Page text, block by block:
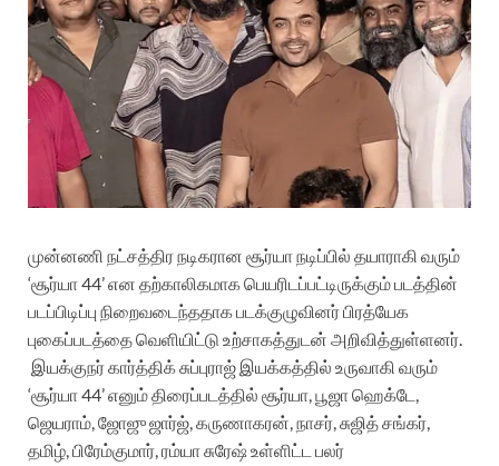
முன்னணி நட்சத்திர நடிகரான சூர்யா நடிப்பில் தயாராகி வரும்
‘சூர்யா 44’ என தற்காலிகமாக பெயரிடப்பட்டிருக்கும் படத்தின்
படப்பிடிப்பு நிறைவடைந்ததாக படக்குழுவினர் பிரத்யேக
புகைப்படத்தை வெளியிட்டு உற்சாகத்துடன் அறிவித்துள்ளனர்.
இயக்குநர் கார்த்திக் சுப்புராஜ் இயக்கத்தில் உருவாகி வரும்
‘சூர்யா 44’ எனும் திரைப்படத்தில் சூர்யா, பூஜா ஹெக்டே,
ஜெயராம், ஜோஜு ஜார்ஜ், கருணாகரன், நாசர், சுஜித் சங்கர்,
தமிழ், பிரேம்குமார், ரம்யா சுரேஷ் உள்ளிட்ட பலர்